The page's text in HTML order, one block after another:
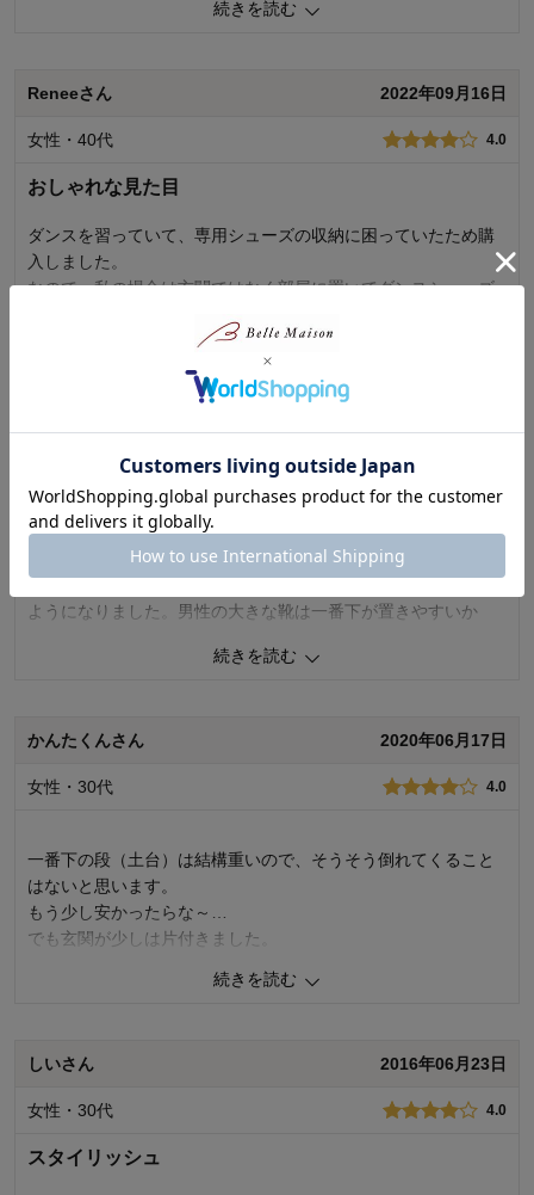
使用感・使いやすさ
使用場所：
玄関・廊下
購入のきっかけ：
ネットで見つけて
続きを読む
Reneeさん 2022年09月16日
女性・40代 4.0
おしゃれな見た目
ダンスを習っていて、専用シューズの収納に困っていたため購
入しました。
なので、私の場合は玄関ではなく部屋に置いてダンスシューズ
縦型であまり場所を取らず、シンプルでありながらちゃんと重
さもあり安定するので重宝しています。
価格
4.0
機能
4.0
使用感・使いやすさ
使用場所： 寝室
購入のきっかけ：
ネットで見つけて
商品を使う人：
自分
続きを読む
玄関すっきり
家族の靴脱ぎっぱなし対策として購入。特に子どもにはお気に
ようになりました。男性の大きな靴は一番下が置きやすいか
続きを読む
かんたくんさん 2020年06月17日
女性・30代 4.0
一番下の段（土台）は結構重いので、そうそう倒れてくること
はないと思います。
もう少し安かったらな～…
でも玄関が少しは片付きました。
人が参考になりました
続きを読む
しいさん 2016年06月23日
女性・30代 4.0
スタイリッシュ